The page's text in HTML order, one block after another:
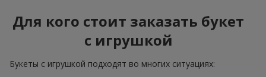
Для кого стоит заказать букет
с игрушкой
Букеты с игрушкой подходят во многих ситуациях: